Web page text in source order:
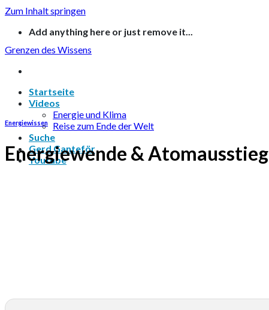
Zum Inhalt springen
Add anything here or just remove it...
Grenzen des Wissens
Startseite
Videos
Energie und Klima
Reise zum Ende der Welt
Suche
Gerd Ganteför
Youtube
Energiewissen
Energiewende &